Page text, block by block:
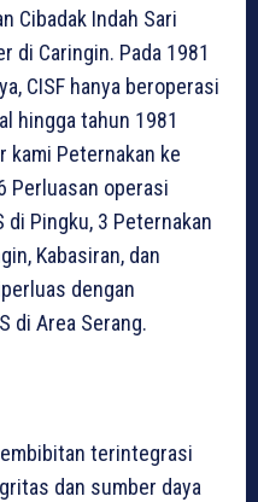
Cibadak Indah Sari
di Caringin. Pada 1981
CISF hanya beroperasi
hingga tahun 1981
kami Peternakan ke
Perluasan operasi
di Pingku, 3 Peternakan
Kabasiran, dan
dengan
di Area Serang.
terintegrasi
dan sumber daya